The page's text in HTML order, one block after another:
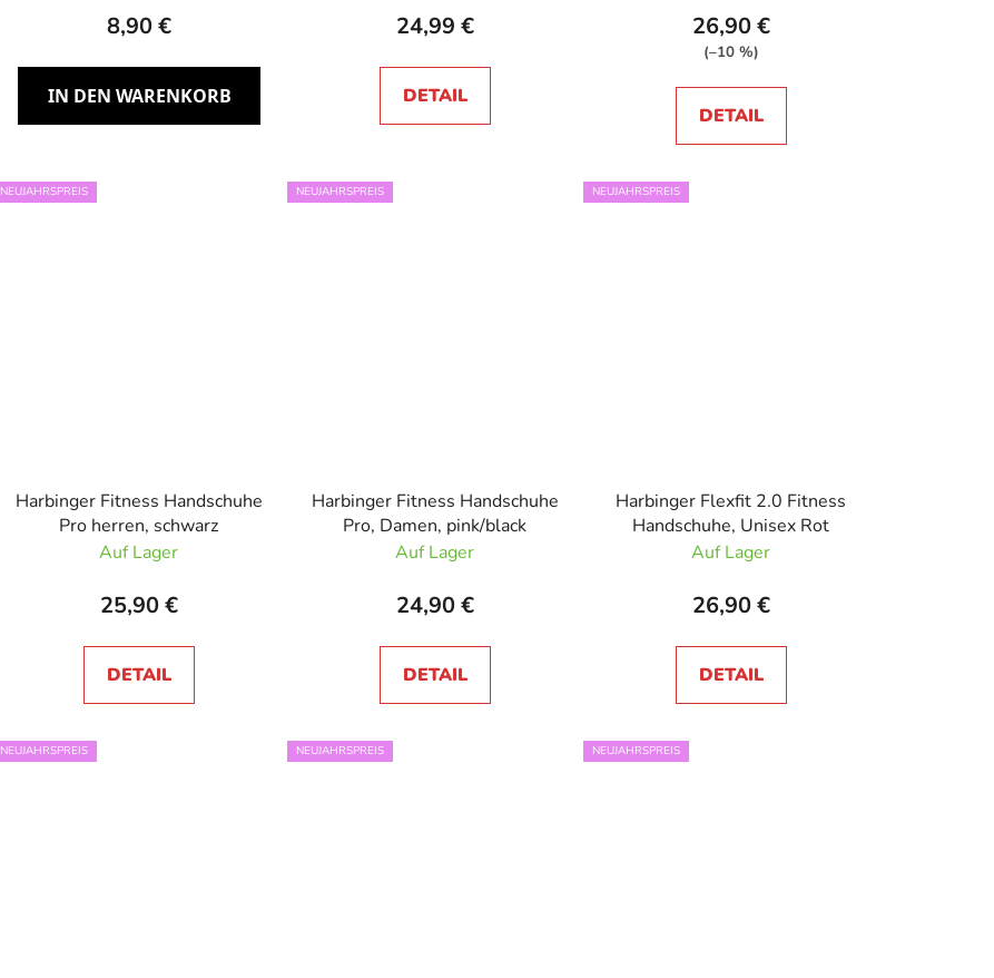
8,90 €
IN DEN WARENKORB
24,99 €
DETAIL
26,90 €
(–10 %)
DETAIL
NEUJAHRSPREIS
Harbinger Fitness Handschuhe
Pro herren, schwarz
Auf Lager
25,90 €
DETAIL
NEUJAHRSPREIS
Harbinger Fitness Handschuhe
Pro, Damen, pink/black
Auf Lager
24,90 €
DETAIL
NEUJAHRSPREIS
Harbinger Flexfit 2.0 Fitness
Handschuhe, Unisex Rot
Auf Lager
26,90 €
DETAIL
NEUJAHRSPREIS NEUJAHRSPREIS NEUJAHRSPREIS